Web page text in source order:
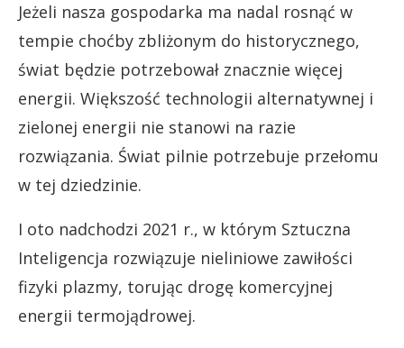
Jeżeli nasza gospodarka ma nadal rosnąć w
tempie choćby zbliżonym do historycznego,
świat będzie potrzebował znacznie więcej
energii. Większość technologii alternatywnej i
zielonej energii nie stanowi na razie
rozwiązania. Świat pilnie potrzebuje przełomu
w tej dziedzinie.
I oto nadchodzi 2021 r., w którym Sztuczna
Inteligencja rozwiązuje nieliniowe zawiłości
fizyki plazmy, torując drogę komercyjnej
energii termojądrowej.